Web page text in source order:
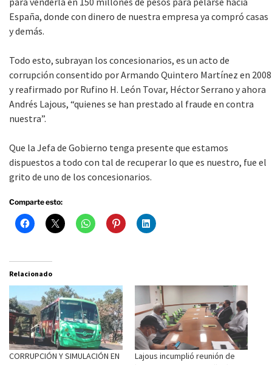
España, donde con dinero de nuestra empresa ya compró casas
y demás.
Todo esto, subrayan los concesionarios, es un acto de
corrupción consentido por Armando Quintero Martínez en 2008
y reafirmado por Rufino H. León Tovar, Héctor Serrano y ahora
Andrés Lajous, “quienes se han prestado al fraude en contra
nuestra”.
Que la Jefa de Gobierno tenga presente que estamos
dispuestos a todo con tal de recuperar lo que es nuestro, fue el
grito de uno de los concesionarios.
Comparte esto:
Relacionado
CORRUPCIÓN Y SIMULACIÓN EN
Lajous incumplió reunión de